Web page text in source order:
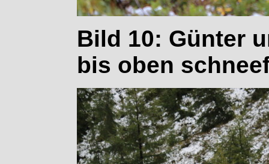
Bild 10: Günter
bis oben